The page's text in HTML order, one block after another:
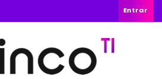
Entrar